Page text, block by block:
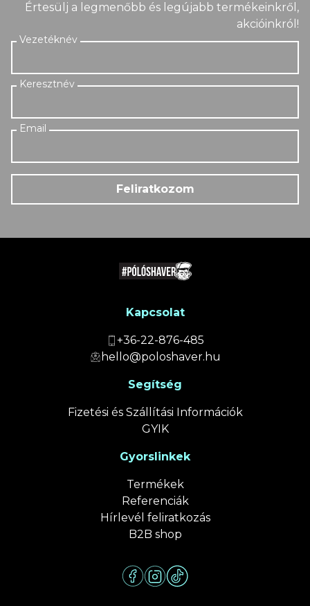
Értesülj a legmenőbb és legújabb termékeinkről,
akcióinkról!
Feliratkozom
Kapcsolat
+36-22-876-485
hello@poloshaver.hu
Segítség
Fizetési és Szállítási Információk
GYIK
Gyorslinkek
Termékek
Referenciák
Hírlevél feliratkozás
B2B shop